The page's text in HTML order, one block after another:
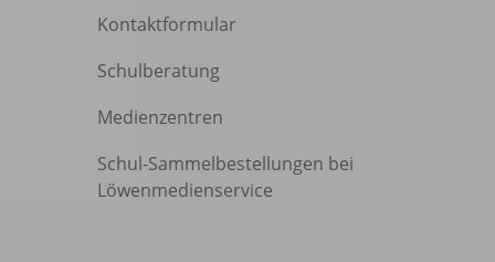
Kontaktformular
Schulberatung
Medienzentren
Schul-Sammelbestellungen bei
Löwenmedienservice